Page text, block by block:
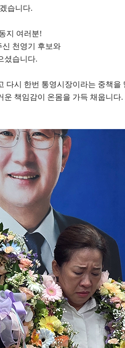
습니다.
지 여러분!
신 천영기 후보와
셨습니다.
다시 한번 통영시장이라는 중책을
운 책임감이 온몸을 가득 채웁니다.